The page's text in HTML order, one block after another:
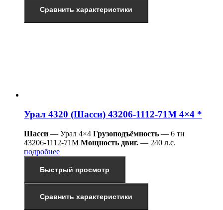
Сравнить характеристики
Урал 4320 (Шасси) 43206-1112-71М 4×4 *
Шасси — Урал 4×4 Грузоподъёмность — 6 тн
43206-1112-71М Мощность двиг. — 240 л.с.
подробнее
Быстрый просмотр
Сравнить характеристики